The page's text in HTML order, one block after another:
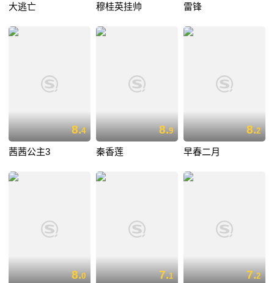
大逃亡 穆桂英挂帅 雷锋
8.4
茜茜公主3
8.9
秦香莲
8.2
早春二月
8.0 7.1 7.2